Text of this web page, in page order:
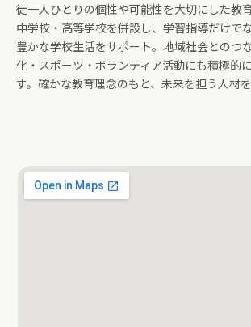
徒一人ひとりの個性や可能性を大切にした教
中学校・高等学校を併設し、学習指導だけで
豊かな学校生活をサポート。地域社会とのつ
化・スポーツ・ボランティア活動にも積極的
す。確かな教育理念のもと、未来を担う人材